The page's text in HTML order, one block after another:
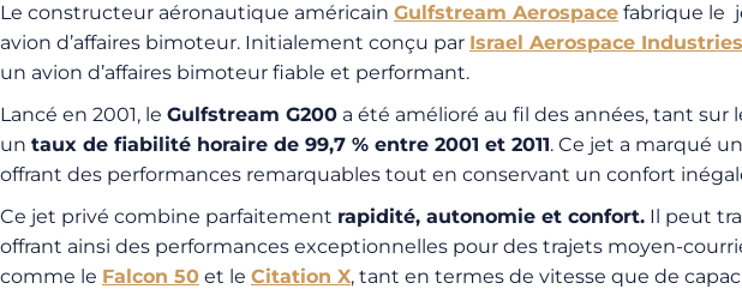
Le constructeur aéronautique américain Gulfstream Aerospace fabrique le
avion d’affaires bimoteur. Initialement conçu par Israel Aerospace Industries
un avion d’affaires bimoteur fiable et performant.
Lancé en 2001, le Gulfstream G200 a été amélioré au fil des années, tant
un taux de fiabilité horaire de 99,7 % entre 2001 et 2011. Ce jet a marqué
offrant des performances remarquables tout en conservant un confort
Ce jet privé combine parfaitement rapidité, autonomie et confort. Il peut
offrant ainsi des performances exceptionnelles pour des trajets moyen-
comme le Falcon 50 et le Citation X, tant en termes de vitesse que de